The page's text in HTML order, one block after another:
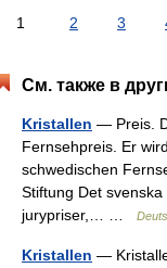
1 2 3
См. также в
Kristallen — Preis.
Fernsehpreis. Er
schwedischen
Stiftung Det
jurypriser,… …
Kristallen —